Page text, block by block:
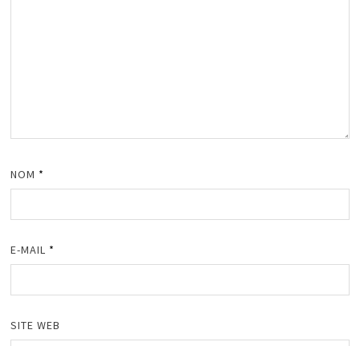
NOM *
E-MAIL *
SITE WEB